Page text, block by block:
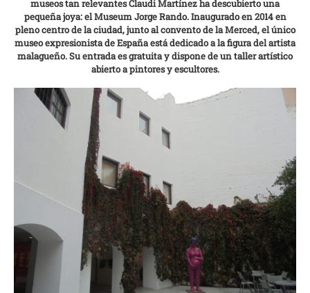
museos tan relevantes Claudi Martínez ha descubierto una
pequeña joya: el Museum Jorge Rando. Inaugurado en 2014 en
pleno centro de la ciudad, junto al convento de la Merced, el único
museo expresionista de España está dedicado a la figura del artista
malagueño. Su entrada es gratuita y dispone de un taller artístico
abierto a pintores y escultores.